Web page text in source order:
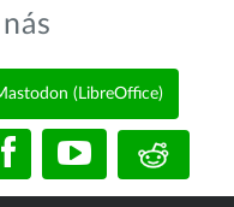
(LibreOffice)